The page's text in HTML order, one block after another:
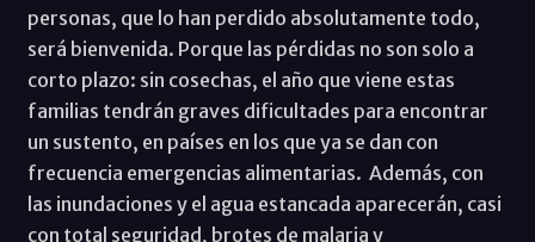
personas, que lo han perdido absolutamente todo,
será bienvenida. Porque las pérdidas no son solo a
corto plazo: sin cosechas, el año que viene estas
familias tendrán graves dificultades para encontrar
un sustento, en países en los que ya se dan con
frecuencia emergencias alimentarias. Además, con
las inundaciones y el agua estancada aparecerán, casi
con total seguridad, brotes de malaria y